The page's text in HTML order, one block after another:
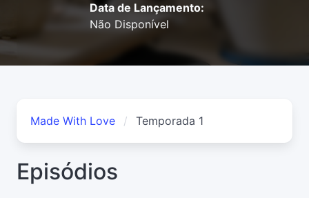
Data de Lançamento:
Não Disponível
Made With Love Temporada 1
Episódios